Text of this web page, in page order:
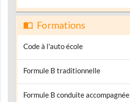
Formations
Code à l'auto école
Formule B traditionnelle
Formule B conduite accompagnée